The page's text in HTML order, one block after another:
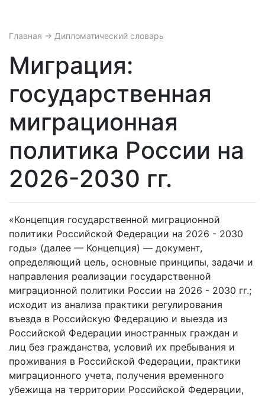
Главная → Дипломатический словарь
Миграция:
государственная
миграционная
политика России на
2026-2030 гг.
«Концепция государственной миграционной
политики Российской Федерации на 2026 - 2030
годы» (далее — Концепция) — документ,
определяющий цель, основные принципы, задачи и
направления реализации государственной
миграционной политики России на 2026 - 2030 гг.;
исходит из анализа практики регулирования
въезда в Российскую Федерацию и выезда из
Российской Федерации иностранных граждан и
лиц без гражданства, условий их пребывания и
проживания в Российской Федерации, практики
миграционного учета, получения временного
убежища на территории Российской Федерации,